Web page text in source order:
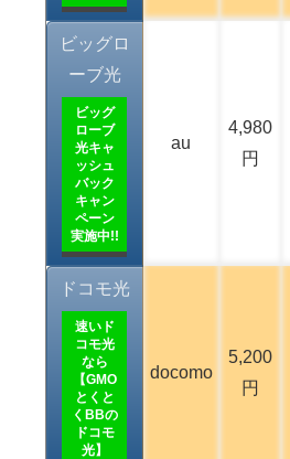
ビッグロ
ーブ光
ビッグ
ローブ
光キャ
ッシュ
バック
キャン
ペーン
実施中!!
au
4,980
円
ドコモ光
速いド
コモ光
なら
【GMO
とくと
くBBの
ドコモ
光】
docomo
5,200
円